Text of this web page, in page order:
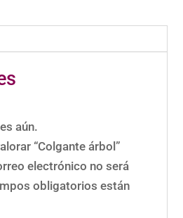
aún.
“Colgante árbol”
electrónico no será
obligatorios están